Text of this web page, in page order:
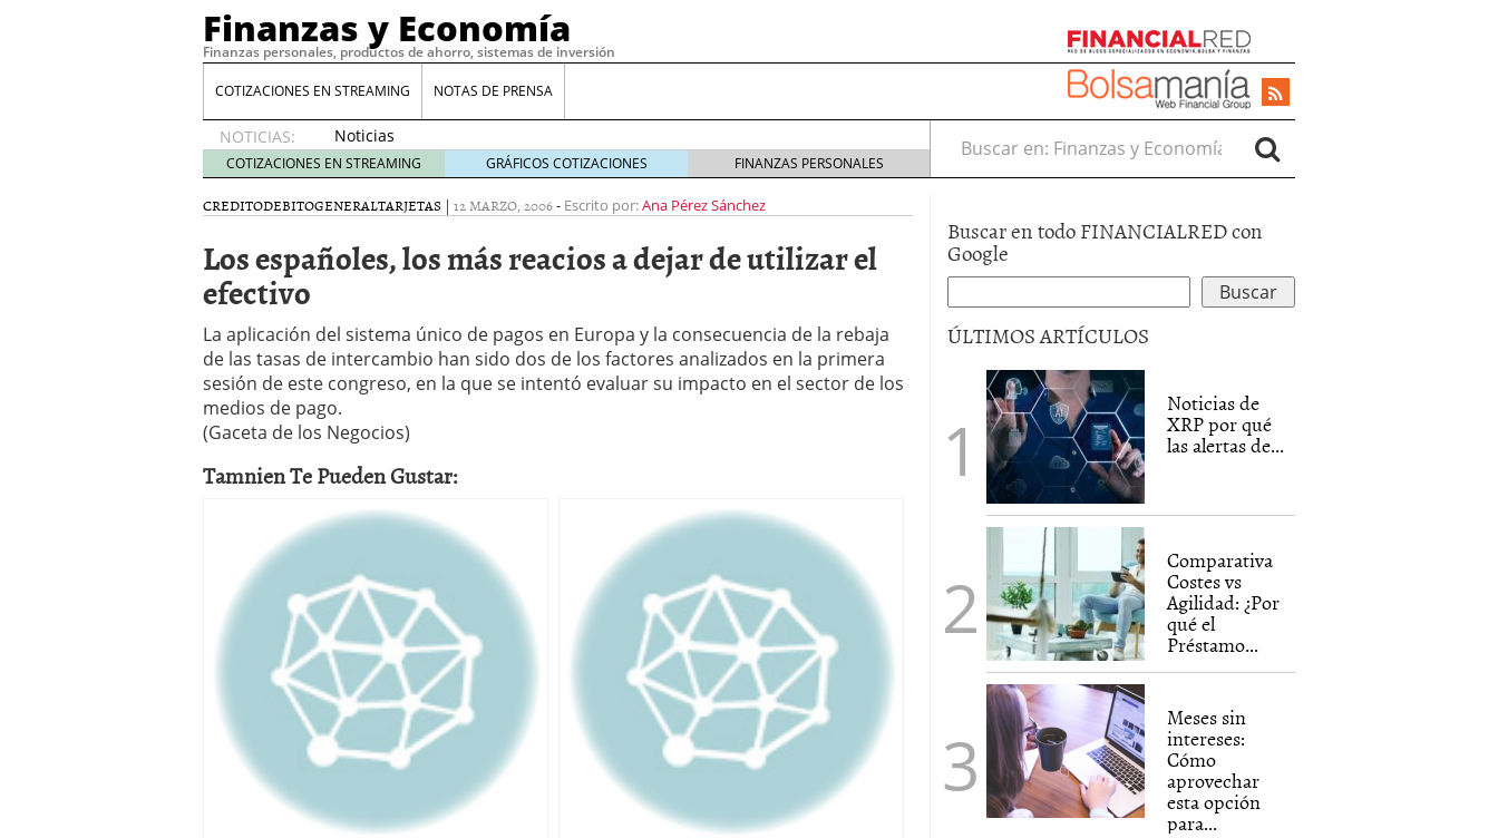
Finanzas y Economía
Finanzas personales, productos de ahorro, sistemas de inversión
COTIZACIONES EN STREAMING NOTAS DE PRENSA
NOTICIAS:
Noticias
de XRP
por qué
las
de
whales
tarde 16
de abril
de 2026
Comparativa Costes vs Agilidad: ¿Por qué el Préstamo Promotor privado
acelera la rentabilidad?
Meses sin intereses: Cómo aprovechar esta opción para gestionar tus
compras 24 de noviembre de 2025
Planificar tu herencia también es una decisión financiera: cómo anticiparte
a los costes 21 de noviembre de 2025
¿Cuánto cuesta un software punto de venta? 3 de octubre de 2025
COTIZACIONES EN STREAMING GRÁFICOS COTIZACIONES FINANZAS PERSONALES
Buscar en:
CREDITODEBITOGENERALTARJETAS | 12 MARZO, 2006- Escrito por:Ana Pérez Sánchez
Los españoles, los más reacios a dejar de utilizar el
efectivo
La aplicación del sistema único de pagos en Europa y la consecuencia de la rebaja
de las tasas de intercambio han sido dos de los factores analizados en la primera
sesión de este congreso, en la que se intentó evaluar su impacto en el sector de los
medios de pago.
(Gaceta de los Negocios)
Tamnien Te Pueden Gustar:
Buscar en todo FINANCIALRED con
Google
ÚLTIMOS ARTÍCULOS
Noticias de
XRP por qué
las alertas de...
Comparativa
Costes vs
Agilidad: ¿Por
qué el
Préstamo...
Meses sin
intereses:
Cómo
aprovechar
esta opción
para...